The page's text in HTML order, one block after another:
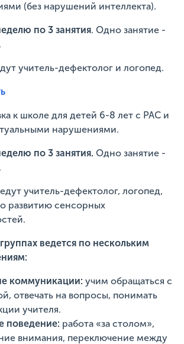
(без нарушений интеллекта).
по 3 занятия. Одно занятие -
учитель-дефектолог и логопед.
к школе для детей 6-8 лет с РАС и
нарушениями.
по 3 занятия. Одно занятие -
учитель-дефектолог, логопед,
развитию сенсорных
ведется по нескольким
коммуникации: учим обращаться с
отвечать на вопросы, понимать
учителя.
поведение: работа «за столом»,
внимания, переключение между